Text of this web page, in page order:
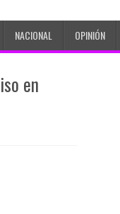
NACIONAL OPINIÓN
en